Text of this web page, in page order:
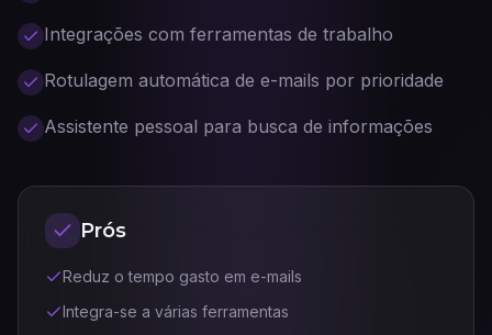
Integrações com ferramentas de trabalho
Rotulagem automática de e-mails por prioridade
Assistente pessoal para busca de informações
Prós
Reduz o tempo gasto em e-mails
Integra-se a várias ferramentas